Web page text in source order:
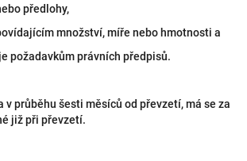
předlohy,
množství, míře nebo hmotnosti a
požadavkům právních předpisů.
v průběhu šesti měsíců od převzetí, má se za
již při převzetí.